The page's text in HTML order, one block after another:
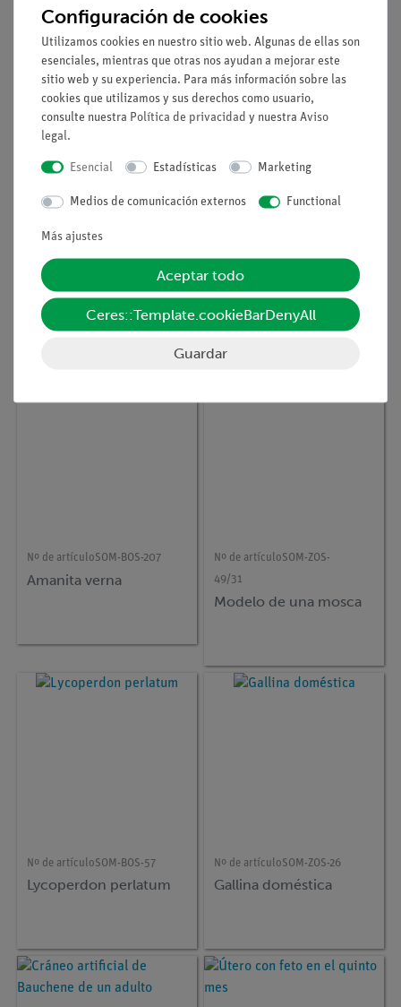
Molar gigante con
caries, 15 veces el
tamaño real, 5 partes
Modelo de corazón
magnético, tamaño
natural, 5 piezas
Nº de artículo
CHIMPANCE,
CRANEO,MODELO
Nº de artículo
Dura Mater
Nº de artículoSOM-BOS-207
Amanita verna
Nº de artículoSOM-ZOS-
49/31
Modelo de una mosca
Nº de artículoSOM-BOS-57
Lycoperdon perlatum
Nº de artículoSOM-ZOS-26
Gallina doméstica
Configuración de cookies
Utilizamos cookies en nuestro sitio web. Algunas de ellas son
esenciales, mientras que otras nos ayudan a mejorar este
sitio web y su experiencia. Para más información sobre las
cookies que utilizamos y sus derechos como usuario,
consulte nuestra Política de privacidad y nuestra Aviso
legal.
Esencial Estadísticas Marketing
Medios de comunicación externos Functional
Más ajustes
Aceptar todo
Ceres::Template.cookieBarDenyAll
Guardar